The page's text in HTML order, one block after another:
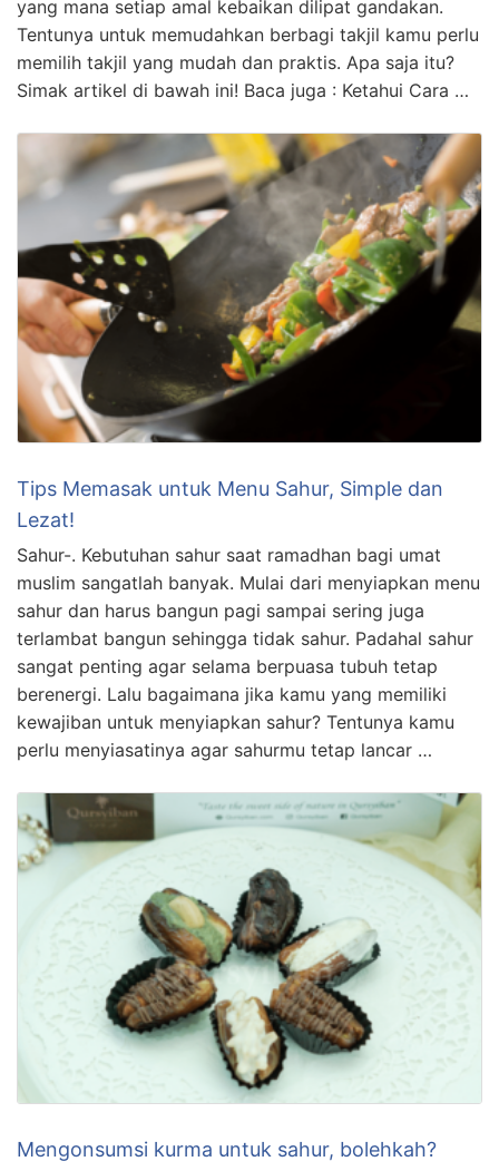
yang mana setiap amal kebaikan dilipat gandakan.
Tentunya untuk memudahkan berbagi takjil kamu perlu
memilih takjil yang mudah dan praktis. Apa saja itu?
Simak artikel di bawah ini! Baca juga : Ketahui Cara …
Tips Memasak untuk Menu Sahur, Simple dan
Lezat!
Sahur-. Kebutuhan sahur saat ramadhan bagi umat
muslim sangatlah banyak. Mulai dari menyiapkan menu
sahur dan harus bangun pagi sampai sering juga
terlambat bangun sehingga tidak sahur. Padahal sahur
sangat penting agar selama berpuasa tubuh tetap
berenergi. Lalu bagaimana jika kamu yang memiliki
kewajiban untuk menyiapkan sahur? Tentunya kamu
perlu menyiasatinya agar sahurmu tetap lancar …
Mengonsumsi kurma untuk sahur, bolehkah?